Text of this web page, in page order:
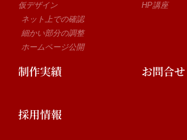
仮デザイン
ネット上での確認
細かい部分の調整
ホームページ公開
HP講座
制作実績 お問合せ
採用情報